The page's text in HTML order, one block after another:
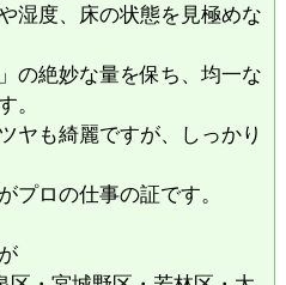
湿度、床の状態を見極めな
の絶妙な量を保ち、均一な
。
ヤも綺麗ですが、しっかり
プロの仕事の証です。